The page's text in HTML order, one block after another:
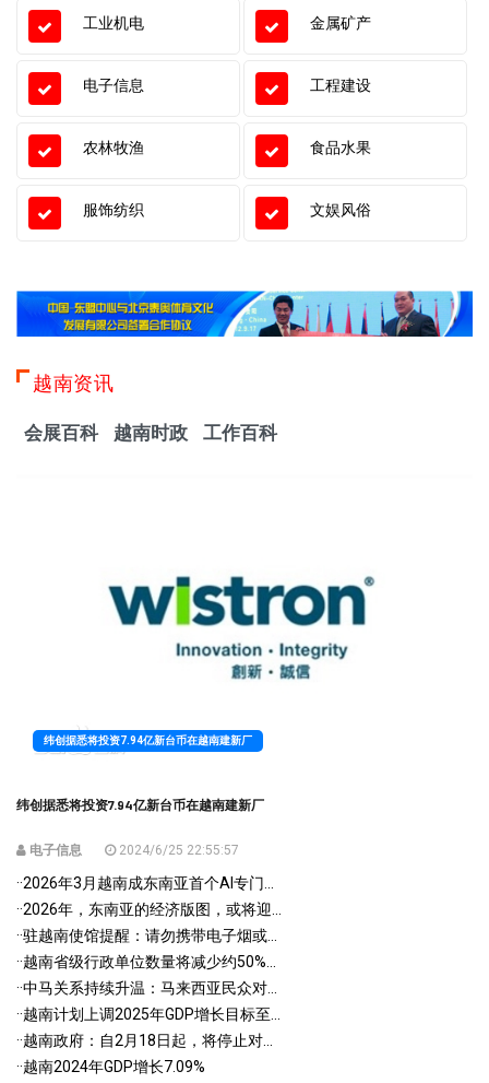
工业机电 金属矿产
电子信息 工程建设
农林牧渔 食品水果
服饰纺织 文娱风俗
越南资讯
会展百科 越南时政 工作百科
纬创据悉将投资7.94亿新台币在越南建新厂
纬创据悉将投资7.94亿新台币在越南建新厂
电子信息 2024/6/25 22:55:57
··2026年3月越南成东南亚首个AI专门...
··2026年，东南亚的经济版图，或将迎...
··驻越南使馆提醒：请勿携带电子烟或...
··越南省级行政单位数量将减少约50%...
··中马关系持续升温：马来西亚民众对...
··越南计划上调2025年GDP增长目标至...
··越南政府：自2月18日起，将停止对...
··越南2024年GDP增长7.09%